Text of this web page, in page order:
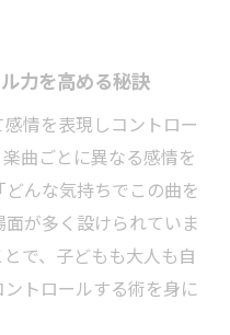
力を高める秘訣
情を表現しコントロー
曲ごとに異なる感情を
んな気持ちでこの曲を
が多く設けられていま
で、子どもも大人も自
トロールする術を身に